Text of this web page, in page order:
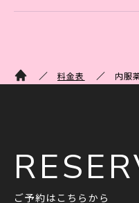
料金表 内服
ご予約はこちらから